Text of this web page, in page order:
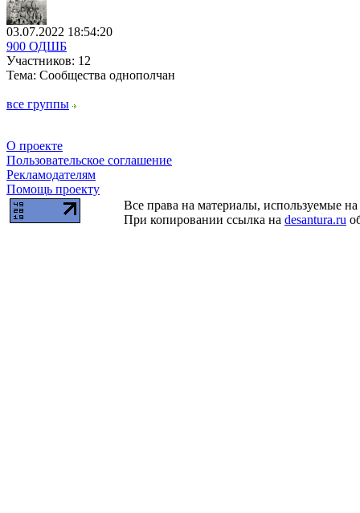
03.07.2022 18:54:20
900 ОДШБ
Участников: 12
Тема: Сообщества однополчан
все группы
О проекте
Пользовательское соглашение
Рекламодателям
Помощь проекту
Все права на материалы, используемые
При копировании ссылка на desantura.ru